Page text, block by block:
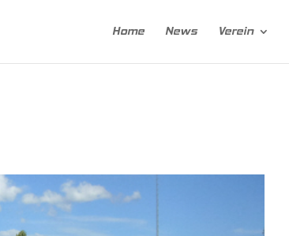
Home News Verein